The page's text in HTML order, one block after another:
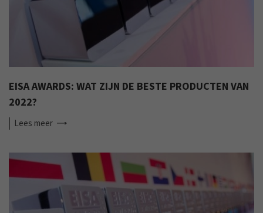
EISA AWARDS: WAT ZIJN DE BESTE PRODUCTEN VAN
2022?
Lees meer